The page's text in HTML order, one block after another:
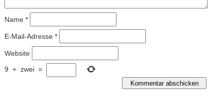
Name *
E-Mail-Adresse *
Website
9 + zwei =